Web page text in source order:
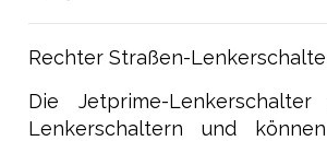
Rechter Straßen-
Die Jetprime-
Lenkerschaltern und